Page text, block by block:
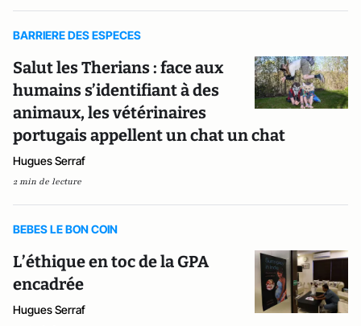
BARRIERE DES ESPECES
Salut les Therians : face aux
humains s’identifiant à des
animaux, les vétérinaires
portugais appellent un chat un chat
Hugues Serraf
2 min de lecture
BEBES LE BON COIN
L’éthique en toc de la GPA
encadrée
Hugues Serraf